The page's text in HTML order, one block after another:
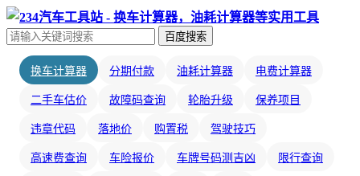
百度搜索
换车计算器 分期付款 油耗计算器 电费计算器
二手车估价 故障码查询 轮胎升级 保养项目
违章代码 落地价 购置税 驾驶技巧
高速费查询 车险报价 车牌号码测吉凶 限行查询